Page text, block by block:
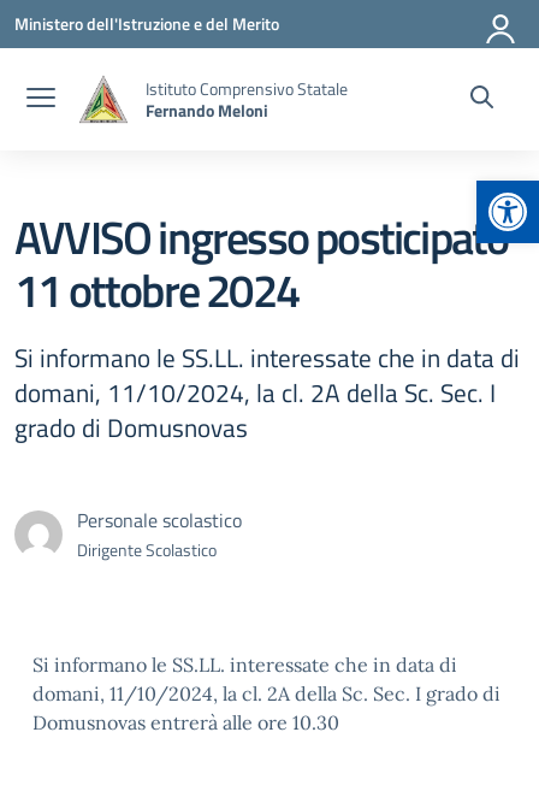
Vai ai contenuti
Vai al menu di navigazione
Vai al footer
Ministero dell'Istruzione e del Merito
Istituto Comprensivo Statale
Fernando Meloni
AVVISO ingresso posticipato
11 ottobre 2024
Si informano le SS.LL. interessate che in data di
domani, 11/10/2024, la cl. 2A della Sc. Sec. I
grado di Domusnovas
Personale scolastico
Dirigente Scolastico
Si informano le SS.LL. interessate che in data di
domani, 11/10/2024, la cl. 2A della Sc. Sec. I grado di
Domusnovas entrerà alle ore 10.30